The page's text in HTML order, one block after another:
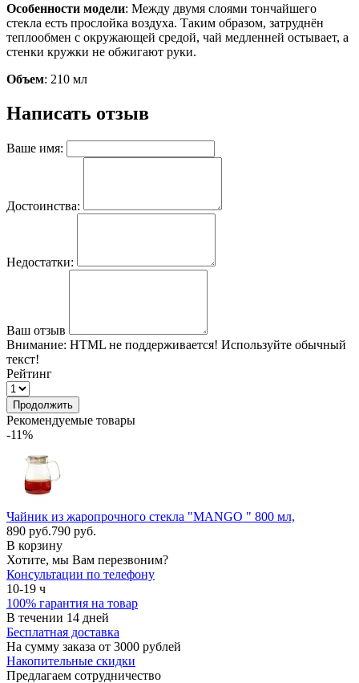
Особенности модели: Между двумя слоями тончайшего
стекла есть прослойка воздуха. Таким образом, затруднён
теплообмен с окружающей средой, чай медленней остывает, а
стенки кружки не обжигают руки.
Объем: 210 мл
Написать отзыв
Ваше имя:
Достоинства:
Недостатки:
Ваш отзыв
Внимание: HTML не поддерживается! Используйте обычный
текст!
Рейтинг
Продолжить
Рекомендуемые товары
-11%
Чайник из жаропрочного стекла "MANGO " 800 мл,
890 руб.790 руб.
В корзину
Хотите, мы Вам перезвоним?
Консультации по телефону
10-19 ч
100% гарантия на товар
В течении 14 дней
Бесплатная доставка
На сумму заказа от 3000 рублей
Накопительные скидки
Предлагаем сотрудничество